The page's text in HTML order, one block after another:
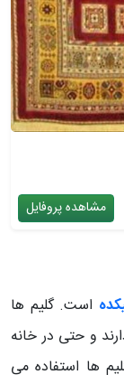
مشاهده پروفایل
است. گلیم ها
و حتی در خانه
ها استفاده می